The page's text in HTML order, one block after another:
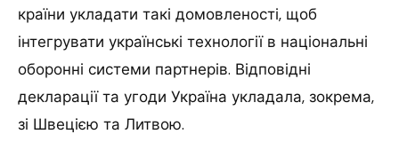
країни укладати такі домовленості, щоб
інтегрувати українські технології в національні
оборонні системи партнерів. Відповідні
декларації та угоди Україна укладала, зокрема,
зі Швецією та Литвою.